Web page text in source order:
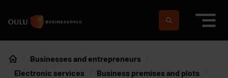
To home page
Suomeksi
In english
Home
Businesses and entrepreneurs
Electronic services
Business premises and plots